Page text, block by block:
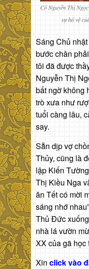
Cô Nguyễn Thị
sự hộ vệ
Sáng Chủ
bước chân
tôi đã được
Nguyễn Thị
bất ngờ không
trò xưa như
tuổi càng lâu,
say.
Sẵn dịp vợ
Thủy, cũng là
lập Kiến
Thị Kiều Nga
ăn Tết có mời
sáng nhớ
Thủ Đức
nhà lá vườn
XX của gã học
Xin click vào